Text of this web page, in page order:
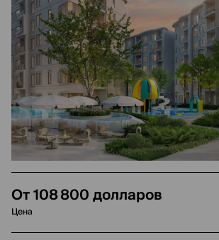
От 108 800 долларов
Цена